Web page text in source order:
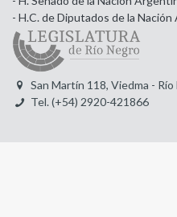
- H.C. de Diputados de la
San Martín 118, Viedma -
Tel. (+54) 2920-421866